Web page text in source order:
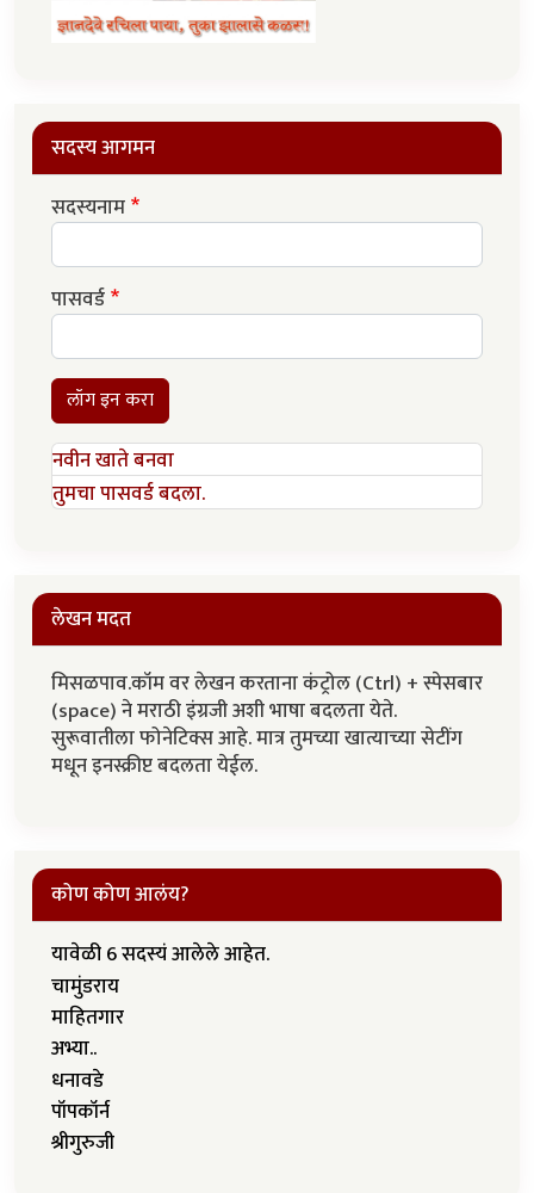
सदस्य आगमन
सदस्यनाम
पासवर्ड
लॉग इन करा
नवीन खाते बनवा
तुमचा पासवर्ड बदला.
लेखन मदत
मिसळपाव.कॉम वर लेखन करताना कंट्रोल (Ctrl) + स्पेसबार
(space) ने मराठी इंग्रजी अशी भाषा बदलता येते.
सुरूवातीला फोनेटिक्स आहे. मात्र तुमच्या खात्याच्या सेटींग
मधून इनस्क्रीप्ट बदलता येईल.
कोण कोण आलंय?
यावेळी 6 सदस्यं आलेले आहेत.
चामुंडराय
माहितगार
अभ्या..
धनावडे
पॉपकॉर्न
श्रीगुरुजी